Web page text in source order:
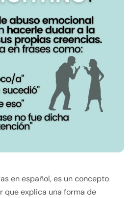
en español, es un concepto
que explica una forma de